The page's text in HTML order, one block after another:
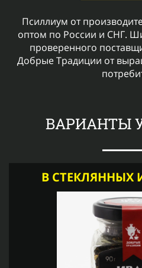
Псиллиум от
оптом по России и СНГ.
проверенного
Добрые Традиции от
ВАРИАНТЫ
В СТЕКЛЯННЫХ